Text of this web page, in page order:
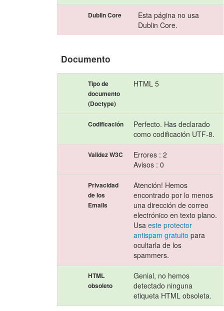
Dublin Core
Esta página no usa
Dublin Core.
Documento
Tipo de
documento
(Doctype)
HTML 5
Codificación
Perfecto. Has declarado
como codificación UTF-8.
Validez W3C
Errores : 2
Avisos : 0
Privacidad
de los
Emails
Atención! Hemos
encontrado por lo menos
una dirección de correo
electrónico en texto plano.
Usaeste protector
antispam gratuito para
ocultarla de los
spammers.
HTML
obsoleto
Genial, no hemos
detectado ninguna
etiqueta HTML obsoleta.